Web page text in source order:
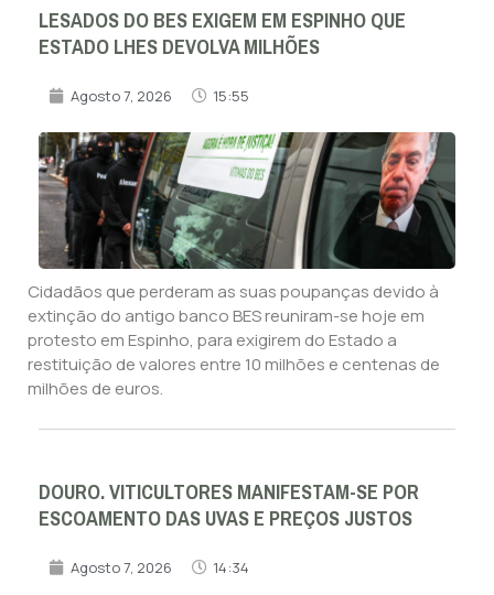
LESADOS DO BES EXIGEM EM ESPINHO QUE
ESTADO LHES DEVOLVA MILHÕES
Agosto 7, 2026 15:55
Cidadãos que perderam as suas poupanças devido à
extinção do antigo banco BES reuniram-se hoje em
protesto em Espinho, para exigirem do Estado a
restituição de valores entre 10 milhões e centenas de
milhões de euros.
DOURO. VITICULTORES MANIFESTAM-SE POR
ESCOAMENTO DAS UVAS E PREÇOS JUSTOS
Agosto 7, 2026 14:34